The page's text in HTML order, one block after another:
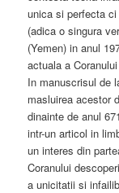
unica si perfecta
(adica o singura
(Yemen) in anul
actuala a
In manuscrisul de
masluirea acestor
dinainte de anul
intr-un articol in
un interes din
Coranului
a unicitatii si